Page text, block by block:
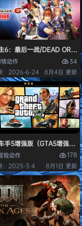
6：最后一战/DEAD OR
动作
34
：2026-6-24
8月4日 更新
文版
手5增强版（GTA5增强版
险动作
178
：2025-3-4
8月1日 更新